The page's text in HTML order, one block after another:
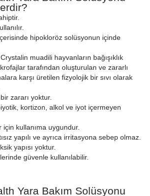
hipokloröz solüsyonun içinde
muadili hayvanların bağışıklık
tarafından oluşturulan ve zararlı
karşı üretilen fizyolojik bir sıvı olarak
zararı yoktur.
kortizon, alkol ve iyot içermeyen
kullanıma uygundur.
yapılı ve ayrıca irritasyona sebep olmaz.
yapısı yoktur.
güvenle kullanılabilir.
Yara Bakım Solüsyonu